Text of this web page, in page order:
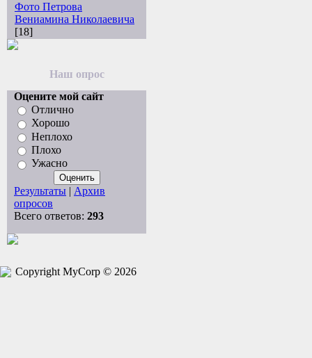
Фото Петрова
Вениамина Николаевича
[18]
Наш опрос
Оцените мой сайт
Отлично
Хорошо
Неплохо
Плохо
Ужасно
Результаты | Архив
опросов
Всего ответов: 293
Copyright MyCorp © 2026